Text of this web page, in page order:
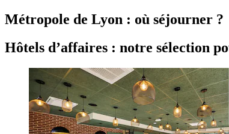
Métropole de Lyon : où séjourner ?
Hôtels d’affaires : notre sélection